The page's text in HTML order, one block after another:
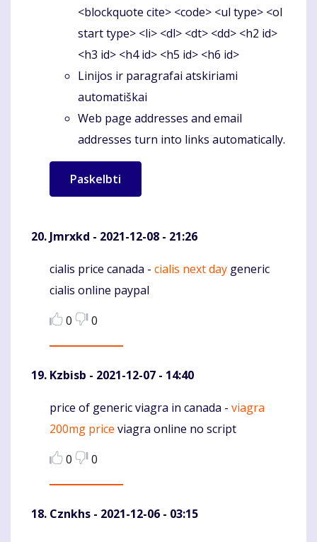
<blockquote cite> <code> <ul type> <ol
start type> <li> <dl> <dt> <dd> <h2 id>
<h3 id> <h4 id> <h5 id> <h6 id>
Linijos ir paragrafai atskiriami
automatiškai
Web page addresses and email
addresses turn into links automatically.
Jmrxkd - 2021-12-08 - 21:26
Komentaras
cialis price canada - cialis next day generic
cialis online paypal
0
0
Kzbisb - 2021-12-07 - 14:40
Komentaras
price of generic viagra in canada - viagra
200mg price viagra online no script
0
0
Cznkhs - 2021-12-06 - 03:15